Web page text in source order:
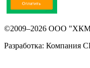
©2009–2026 ООО
Разработка: Компания